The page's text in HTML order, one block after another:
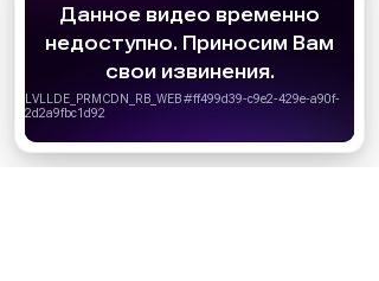
АО «Издательство СЕМЬ ДНЕЙ»использует
для персонализации сервисов и
удобства пользователей. Вы можете
запретить сохранение cookie в настройках
своего браузера.